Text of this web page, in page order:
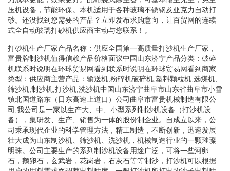
压机设备，节能环保。本机适用于各种玻璃不锈钢及亚克力自动打
砂。还没找到您需要的产品？立即发布求购意向，让百贸网的连续
式全自动玻璃打砂机供应商主动与您联系！。
打砂机生产厂家产品名称：供应全国第一高质量打沙机生产厂家，
富贵牌制沙机值得信赖产品价格面议中国山东济宁产品分类：破碎
机联系时说明在环球贸易网看到联系时说明在环球贸易网看到商家
类型：供应商主营产品：输送机,粉碎机破碎机,塑料颗粒机,选煤机,
筛沙机,制沙机,打沙机,洗沙机中国山东济宁曲阜市山东省曲阜市小雪
镇北国道路东（日东高速上道口）公司曲阜市富贵机械制造有限公
司,我公司是一家以生产大、中、小型系列制沙机设备（打沙机设
备），集研发、生产、销售为一体的股份制企业。自成立以来，公
司秉承现代企业的科学管理方法，精工制造，不断创新，迅速发展
壮大成为山东制沙机、筛沙机、洗沙机，机械制造行业的一颗璀璨
明珠。公司主要生产的系列制沙机设备用途广泛，可将一些河卵
石，鹅卵石，玄武岩，花岗岩，石灰石等等制沙，打沙机可以根据